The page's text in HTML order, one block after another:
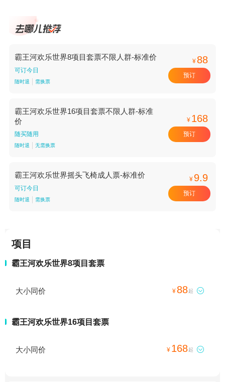
霸王河欢乐世界8项目套票不限人群-标准价
可订今日
随时退 需换票
¥ 88
预订
霸王河欢乐世界16项目套票不限人群-标准
价
随买随用
随时退 无需换票
¥ 168
预订
霸王河欢乐世界摇头飞椅成人票-标准价
可订今日
随时退 需换票
¥ 9.9
预订
项目
霸王河欢乐世界8项目套票
大小同价 ¥ 88起 
霸王河欢乐世界16项目套票
大小同价 ¥ 168起 